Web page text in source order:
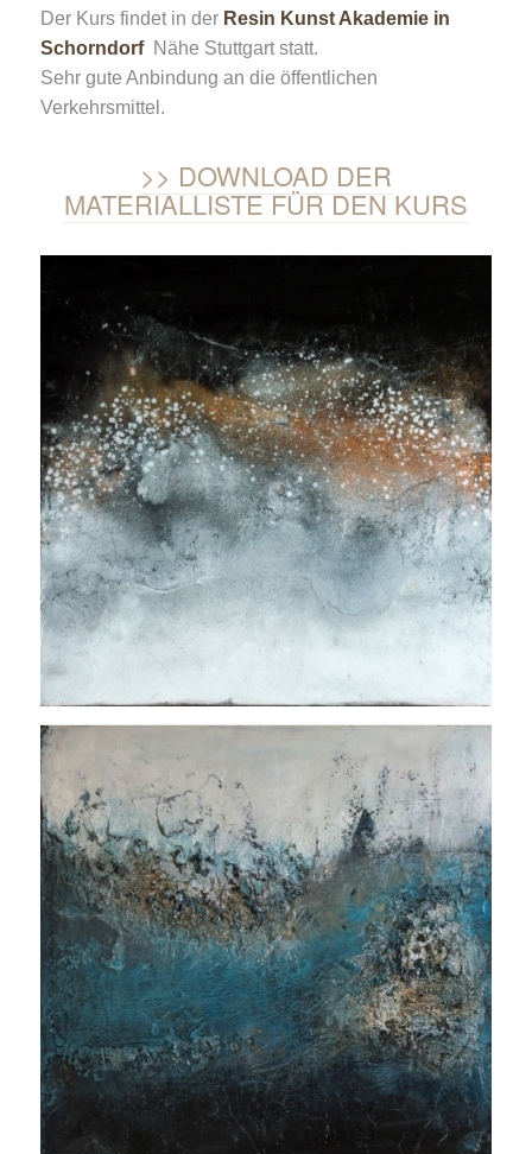
Der Kurs findet in der Resin Kunst Akademie in
SchorndorfNähe Stuttgart statt.
Sehr gute Anbindung an die öffentlichen
Verkehrsmittel.
DOWNLOAD DER
MATERIALLISTE FÜR DEN KURS